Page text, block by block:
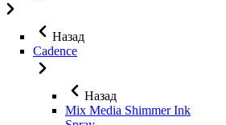
Назад
Cadence
Назад
Mix Media Shimmer Ink